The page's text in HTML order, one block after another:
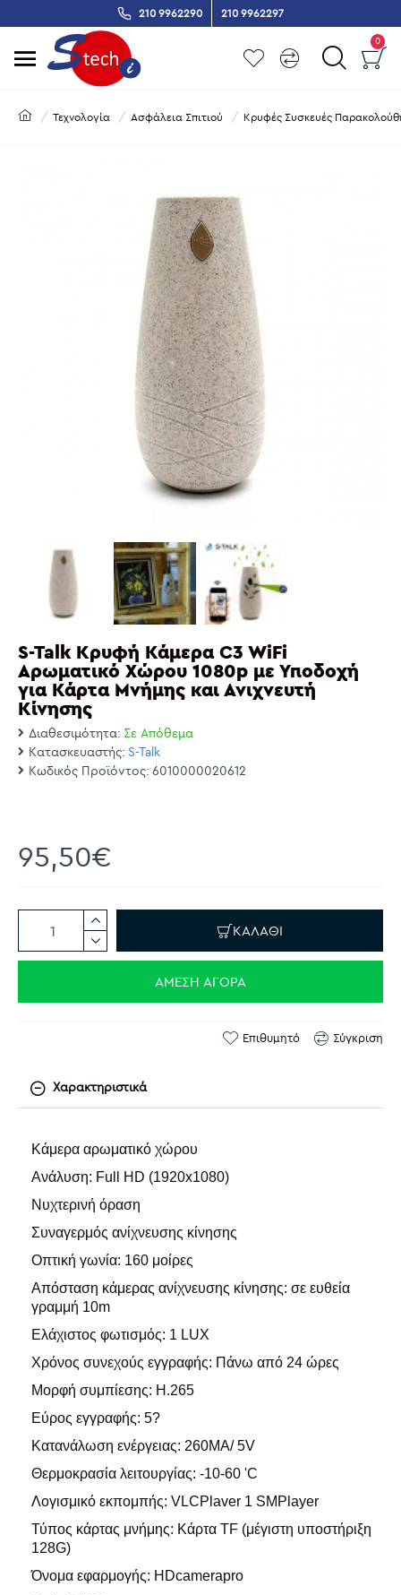
210 9962290 210 9962297
0
Τεχνολογία Ασφάλεια Σπιτιού Κρυφές Συσκευές
S-Talk Κρυφή Κάμερα C3 WiFi
Αρωματικό Χώρου 1080p με Υποδοχή
για Κάρτα Μνήμης και Ανιχνευτή
Κίνησης
Διαθεσιμότητα: Σε Απόθεμα
Κατασκευαστής: S-Talk
Κωδικός Προϊόντος: 6010000020612
95,50€
ΚΑΛΆΘΙ
ΆΜΕΣΗ ΑΓΟΡΆ
Επιθυμητό Σύγκριση
Χαρακτηριστικά
Κάμερα αρωματικό χώρου
Ανάλυση: Full HD (1920x1080)
Νυχτερινή όραση
Συναγερμός ανίχνευσης κίνησης
Οπτική γωνία: 160 μοίρες
Απόσταση κάμερας ανίχνευσης κίνησης: σε ευθεία
γραμμή 10m
Ελάχιστος φωτισμός: 1 LUX
Χρόνος συνεχούς εγγραφής: Πάνω από 24 ώρες
Μορφή συμπίεσης: H.265
Εύρος εγγραφής: 5?
Κατανάλωση ενέργειας: 260MA/ 5V
Θερμοκρασία λειτουργίας: -10-60 'C
Λογισμικό εκπομπής: VLCPlaver 1 SMPlayer
Τύπος κάρτας μνήμης: Κάρτα TF (μέγιστη υποστήριξη
128G)
Όνομα εφαρμογής: HDcamerapro